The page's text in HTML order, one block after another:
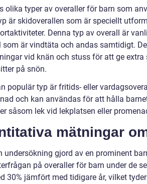
olika typer av overaller för barn som
är skidoverallen som är speciellt
Denna typ av overall är
som är vindtäta och andas samtidigt.
vid knän och stuss för att ge extra
på snön.
populär typ är fritids- eller
och kan användas för att hålla
såsom lek vid lekplatsen eller
mätningar
undersökning gjord av en prominent
på overaller för barn under de
30% jämfört med tidigare år, vilket